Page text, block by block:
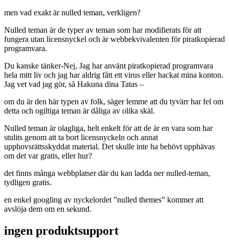
men vad exakt är nulled teman, verkligen?
Nulled teman är de typer av teman som har modifierats för att
fungera utan licensnyckel och är webbekvivalenten för piratkopierad
programvara.
Du kanske tänker-Nej, Jag har använt piratkopierad programvara
hela mitt liv och jag har aldrig fått ett virus eller hackat mina konton.
Jag vet vad jag gör, så Hakuna dina Tatas –
om du är den här typen av folk, säger lemme att du tyvärr har fel om
detta och ogiltiga teman är dåliga av olika skäl.
Nulled teman är olagliga, helt enkelt för att de är en vara som har
stulits genom att ta bort licensnyckeln och annat
upphovsrättsskyddat material. Det skulle inte ha behövt upphävas
om det var gratis, eller hur?
det finns många webbplatser där du kan ladda ner nulled-teman,
tydligen gratis.
en enkel googling av nyckelordet ”nulled themes” kommer att
avslöja dem om en sekund.
ingen produktsupport